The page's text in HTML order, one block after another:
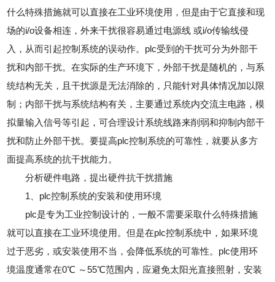
什么特殊措施就可以直接在工业环境使用，但是由于它直接和现
场的i/o设备相连，外来干扰很容易通过电源线 或i/o传输线侵
入，从而引起控制系统的误动作。plc受到的干扰可分为外部干
扰和内部干扰。在实际的生产环境下，外部干扰是随机的，与系
统结构无关，且干扰源是无法消除的，只能针对具体情况加以限
制；内部干扰与系统结构有关，主要通过系统内交流主电路，模
拟量输入信号等引起，可合理设计系统线路来削弱和抑制内部干
扰和防止外部干扰。要提高plc控制系统的可靠性，就要从多方
面提高系统的抗干扰能力。
分析硬件电路，提出硬件抗干扰措施
1、plc控制系统的安装和使用环境
plc是专为工业控制设计的，一般不需要采取什么特殊措施
就可以直接在工业环境使用。但是在plc控制系统中，如果环境
过于恶劣，或安装使用不当，会降低系统的可靠性。plc使用环
境温度通常在0℃ ～55℃范围内，应避免太阳光直接照射，安装